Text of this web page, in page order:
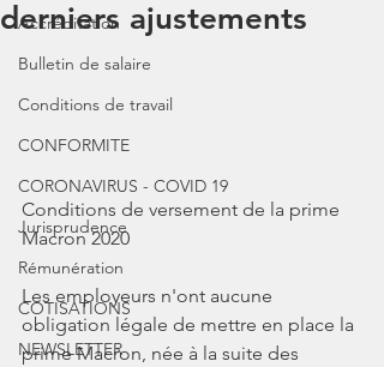
Accréditation
Bulletin de salaire
Conditions de travail
CONFORMITE
CORONAVIRUS - COVID 19
Jurisprudence
Rémunération
COTISATIONS
NEWSLETTER
derniers ajustements
Conditions de versement de la prime
Macron 2020
Les employeurs n'ont aucune
obligation légale de mettre en place la
prime Macron, née à la suite des